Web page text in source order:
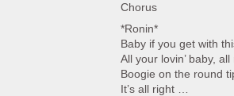
Chorus
*Ronin*
Baby if you get with
All your lovin’ baby,
Boogie on the round
It’s all right …